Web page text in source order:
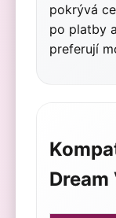
pokrývá
po platby
preferují
Dream